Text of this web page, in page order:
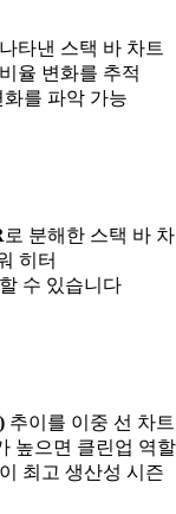
타낸 스택 바 차트
율 변화를 추적
를 파악 가능
로 분해한 스택 바
히터
수 있습니다
추이를 이중 선 차트
높으면 클린업 역할
최고 생산성 시즌